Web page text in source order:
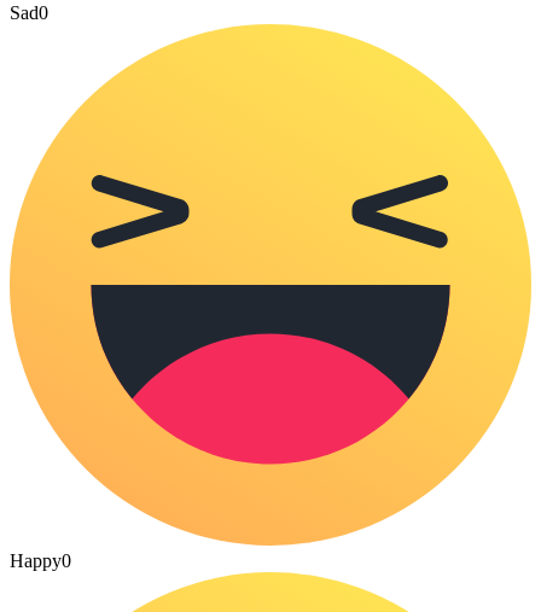
Sad0
Happy0